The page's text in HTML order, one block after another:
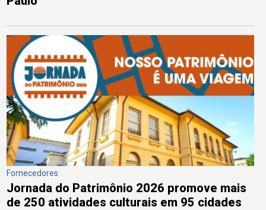
Fornecedores
Jornada do Patrimônio 2026 promove mais
de 250 atividades culturais em 95 cidades